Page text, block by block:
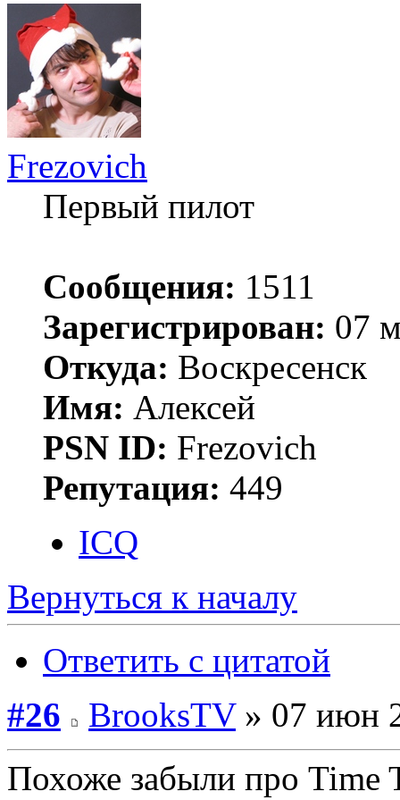
Frezovich
Первый пилот
Сообщения: 1511
Зарегистрирован: 07
Откуда: Воскресенск
Имя: Алексей
PSN ID: Frezovich
Репутация: 449
ICQ
Вернуться к началу
Ответить с цитатой
#26
BrooksTV» 07 июн
Похоже забыли про Time